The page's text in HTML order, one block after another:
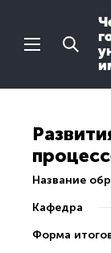
Название
Кафедра
Форма